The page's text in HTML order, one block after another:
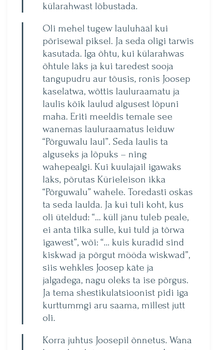
külarahwast lõbustada.
Oli mehel tugew lauluhääl kui
põrisewal piksel. Ja seda oligi tarwis
kasutada. Iga õhtu, kui külarahwas
õhtule läks ja kui taredest sooja
tangupudru aur tõusis, ronis Joosep
kaselatwa, wõttis lauluraamatu ja
laulis kõik laulud algusest lõpuni
maha. Eriti meeldis temale see
wanemas lauluraamatus leiduw
“Põrguwalu laul”. Seda laulis ta
alguseks ja lõpuks – ning
wahepealgi. Kui kuulajail igawaks
läks, põrutas Kürieleison ikka
“Põrguwalu” wahele. Toredasti oskas
ta seda laulda. Ja kui tuli koht, kus
oli üteldud: “… küll jänu tuleb peale,
ei anta tilka sulle, kui tuld ja tõrwa
igawest”, wõi: “… kuis kuradid sind
kiskwad ja põrgut mööda wiskwad”,
siis wehkles Joosep käte ja
jalgadega, nagu oleks ta ise põrgus.
Ja tema shestikulatsioonist pidi iga
kurttummgi aru saama, millest jutt
oli.
Korra juhtus Joosepil õnnetus. Wana